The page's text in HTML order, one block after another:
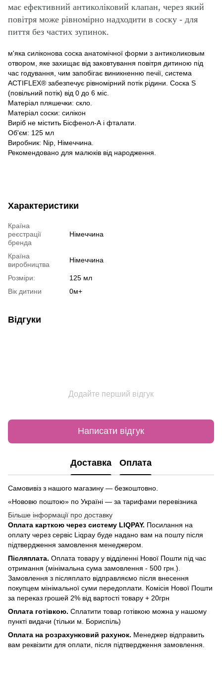
має ефективний антиколіковий клапан, через який
повітря може рівномірно надходити в соску - для
пиття без частих зупинок.
м'яка силіконова соска анатомічної форми з антиколиковым
отвором, яке захищає від заковтування повітря дитиною під
час годування, чим запобігає виникненню печії, система
ACTIFLEX® забезпечує рівномірний потік рідини. Соска S
(повільний потік) від 0 до 6 міс.
Матеріал пляшечки: скло.
Матеріал соски: силікон
Виріб не містить Бісфенол-А і фталати.
Об'єм: 125 мл
Виробник: Nip, Німеччина.
Рекомендовано для малюків від народження.
Характеристики
Країна
реєстрації
бренда
Німеччина
Країна
виробництва
Німеччина
Розміри:
125 мл
Вік дитини
0м+
Відгуки
Додайте перший відгук
Написати відгук
Доставка Оплата
Самовивіз з нашого магазину — безкоштовно.
«Нововю поштою» по Україні — за тарифами перевізника
Більше інформації про доставку
Оплата карткою через систему LIQPAY. Посилання на
оплату через сервіс Liqpay буде надано вам на пошту після
підтвердження замовлення менеджером.
Післяплата. Оплата товару у відділенні Нової Пошти під час
отримання (мінімальна сума замовлення - 500 грн.).
Замовлення з післяплато відправляємо після внесення
покупцем мінімальної суми передоплати. Комісія Нової Пошти
за переказ грошей 2% від вартості товару + 20грн
Оплата готівкою. Сплатити товар готівкою можна у нашому
пункті видачи (тільки м. Бориспіль)
Оплата на розрахунковий рахунок. Менеджер відправить
вам реквізити для оплати, після підтвердження замовлення.